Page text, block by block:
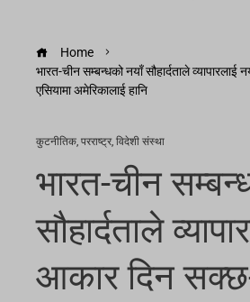
Home
भारत-चीन सम्बन्धको नयाँ सौहार्दताले
एसियामा अमेरिकालाई हानि
कुटनीतिक, परराष्ट्र, विदेशी संस्था
भारत-चीन
सौहार्दताले
आकार दिन सक्छ-